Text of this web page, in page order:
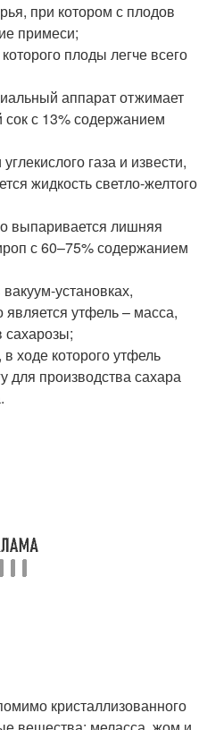
при котором с плодов
примеси;
плоды легче всего
аппарат отжимает
сок с 13% содержанием
газа и извести,
жидкость светло-желтого
выпаривается лишняя
с 60–75% содержанием
установках,
утфель – масса,
сахарозы;
ходе которого утфель
для производства сахара
кристаллизованного